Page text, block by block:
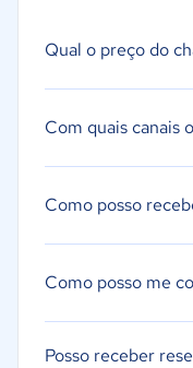
Gestión de
Reservas en línea
Creación de
Qual o preço do
Com quais canais
Como posso
Como posso me
Posso receber